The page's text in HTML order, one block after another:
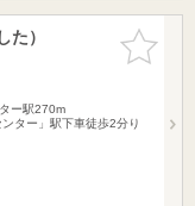
お気に入
りに追加
）
ー駅270m
ター」駅下車徒歩2分り